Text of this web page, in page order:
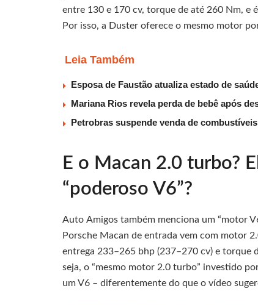
entre 130 e 170 cv, torque de até 260 Nm, e
Por isso, a Duster oferece o mesmo motor
Leia Também
Esposa de Faustão atualiza estado de
Mariana Rios revela perda de bebê após
Petrobras suspende venda de
E o Macan 2.0 turbo?
“poderoso V6”?
Auto Amigos também menciona um “motor
Porsche Macan de entrada vem com motor
entrega 233–265 bhp (237–270 cv) e torque
seja, o “mesmo motor 2.0 turbo” investido
um V6 – diferentemente do que o vídeo